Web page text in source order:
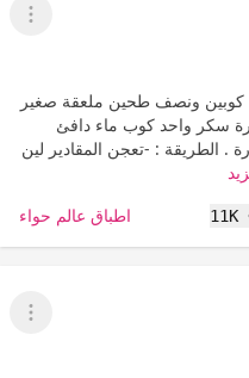
عرض
كوبين ونصف طحين ملعقة صغير
سكر واحد كوب ماء دافئ
. الطريقة : -تعجن المقادير لين
11K اطباق عالم حواء
عرض